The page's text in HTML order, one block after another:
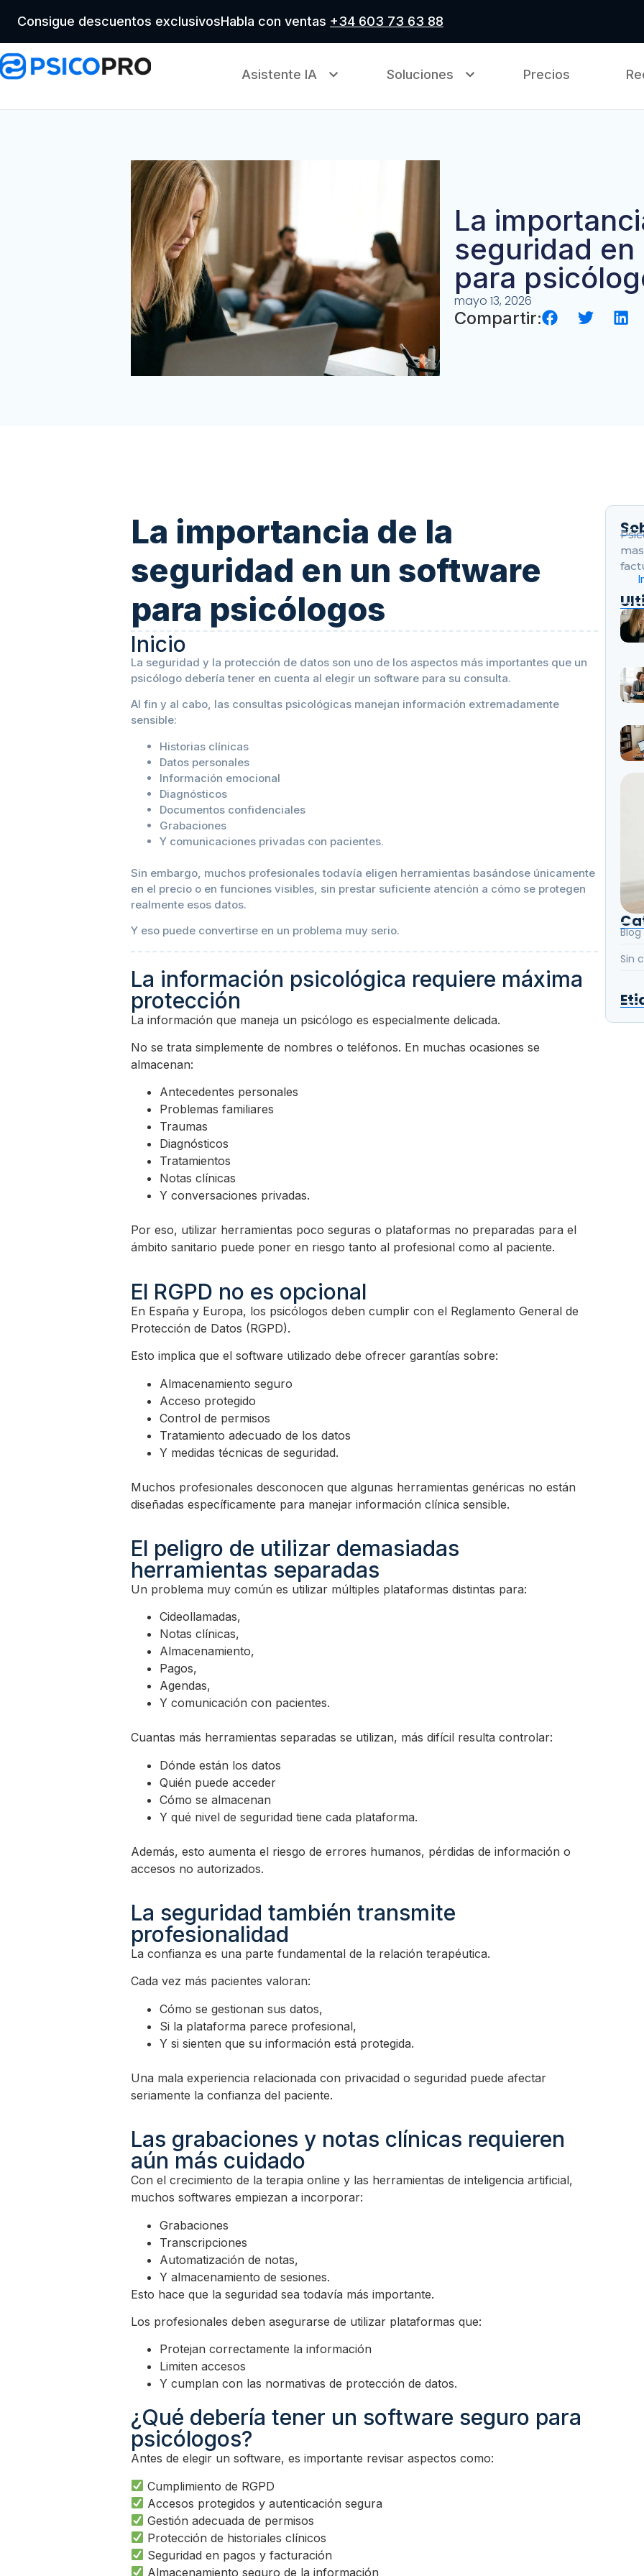
Consigue descuentos exclusivosHabla con ventas +34 603 73 63 88
Asistente IA Soluciones Precios
La
seguridad
para
mayo 13, 2026
Compartir:
La importancia de la
seguridad en un software
para psicólogos
Inicio
La seguridad y la protección de datos son uno de los aspectos más importantes que un
psicólogo debería tener en cuenta al elegir un software para su consulta.
Al fin y al cabo, las consultas psicológicas manejan información extremadamente
sensible:
Historias clínicas
Datos personales
Información emocional
Diagnósticos
Documentos confidenciales
Grabaciones
Y comunicaciones privadas con pacientes.
Sin embargo, muchos profesionales todavía eligen herramientas basándose únicamente
en el precio o en funciones visibles, sin prestar suficiente atención a cómo se protegen
realmente esos datos.
Y eso puede convertirse en un problema muy serio.
La información psicológica requiere máxima
protección
La información que maneja un psicólogo es especialmente delicada.
No se trata simplemente de nombres o teléfonos. En muchas ocasiones se
almacenan:
Antecedentes personales
Problemas familiares
Traumas
Diagnósticos
Tratamientos
Notas clínicas
Y conversaciones privadas.
Por eso, utilizar herramientas poco seguras o plataformas no preparadas para el
ámbito sanitario puede poner en riesgo tanto al profesional como al paciente.
El RGPD no es opcional
En España y Europa, los psicólogos deben cumplir con el Reglamento General de
Protección de Datos (RGPD).
Esto implica que el software utilizado debe ofrecer garantías sobre:
Almacenamiento seguro
Acceso protegido
Control de permisos
Tratamiento adecuado de los datos
Y medidas técnicas de seguridad.
Muchos profesionales desconocen que algunas herramientas genéricas no están
diseñadas específicamente para manejar información clínica sensible.
El peligro de utilizar demasiadas
herramientas separadas
Un problema muy común es utilizar múltiples plataformas distintas para:
Cideollamadas,
Notas clínicas,
Almacenamiento,
Pagos,
Agendas,
Y comunicación con pacientes.
Cuantas más herramientas separadas se utilizan, más difícil resulta controlar:
Dónde están los datos
Quién puede acceder
Cómo se almacenan
Y qué nivel de seguridad tiene cada plataforma.
Además, esto aumenta el riesgo de errores humanos, pérdidas de información o
accesos no autorizados.
La seguridad también transmite
profesionalidad
La confianza es una parte fundamental de la relación terapéutica.
Cada vez más pacientes valoran:
Cómo se gestionan sus datos,
Si la plataforma parece profesional,
Y si sienten que su información está protegida.
Una mala experiencia relacionada con privacidad o seguridad puede afectar
seriamente la confianza del paciente.
Las grabaciones y notas clínicas requieren
aún más cuidado
Con el crecimiento de la terapia online y las herramientas de inteligencia artificial,
muchos softwares empiezan a incorporar:
Grabaciones
Transcripciones
Automatización de notas,
Y almacenamiento de sesiones.
Esto hace que la seguridad sea todavía más importante.
Los profesionales deben asegurarse de utilizar plataformas que:
Protejan correctamente la información
Limiten accesos
Y cumplan con las normativas de protección de datos.
¿Qué debería tener un software seguro para
psicólogos?
Antes de elegir un software, es importante revisar aspectos como:
Cumplimiento de RGPD
Accesos protegidos y autenticación segura
Gestión adecuada de permisos
Protección de historiales clínicos
Seguridad en pagos y facturación
Almacenamiento seguro de la información
Blog
Sin